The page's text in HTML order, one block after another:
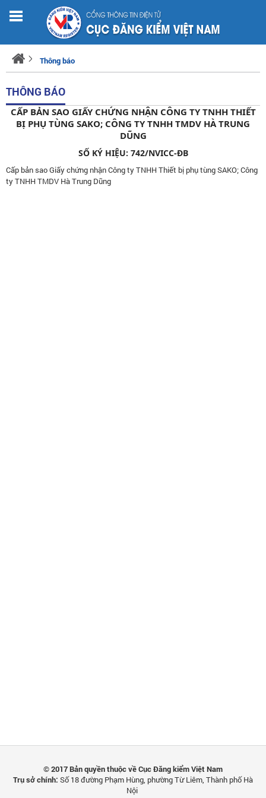
Thông báo
THÔNG BÁO
CẤP BẢN SAO GIẤY CHỨNG NHẬN CÔNG TY TNHH THIẾT
BỊ PHỤ TÙNG SAKO; CÔNG TY TNHH TMDV HÀ TRUNG
DŨNG
SỐ KÝ HIỆU: 742/NVICC-ĐB
Cấp bản sao Giấy chứng nhận Công ty TNHH Thiết bị phụ tùng SAKO; Công
ty TNHH TMDV Hà Trung Dũng
© 2017 Bản quyền thuộc về Cục Đăng kiểm Việt Nam
Trụ sở chính: Số 18 đường Phạm Hùng, phường Từ Liêm, Thành phố Hà
Nội